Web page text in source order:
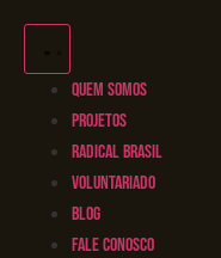
QUEM SOMOS
PROJETOS
RADICAL BRASIL
VOLUNTARIADO
BLOG
FALE CONOSCO